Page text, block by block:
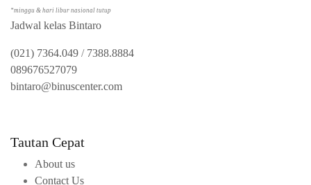
*minggu & hari libur nasional tutup
Jadwal kelas Bintaro
(021) 7364.049 / 7388.8884
089676527079
bintaro@binuscenter.com
Tautan Cepat
About us
Contact Us